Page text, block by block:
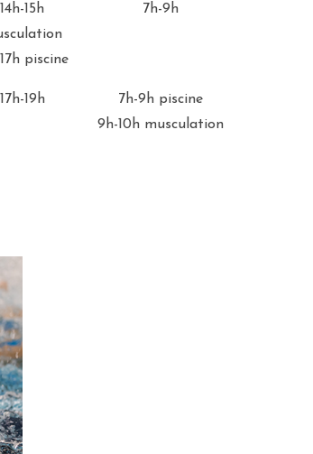
14h-15h
piscine
7h-9h
17h-19h
7h-9h piscine
9h-10h musculation